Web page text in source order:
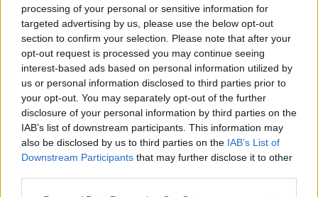
processing of your personal or sensitive information for
targeted advertising by us, please use the below opt-out
section to confirm your selection. Please note that after your
opt-out request is processed you may continue seeing
interest-based ads based on personal information utilized by
us or personal information disclosed to third parties prior to
your opt-out. You may separately opt-out of the further
disclosure of your personal information by third parties on the
IAB’s list of downstream participants. This information may
also be disclosed by us to third parties on the IAB’s List of
Downstream Participants that may further disclose it to other
összeköthetővé válik a német-magyar focilegenda és a
magyar, valamint német szerzők rendkívüli érdeklődése a
labdarúgás iránt, mégpedig egy május 20-ai berlini
barátságos mérkőzés formájában, éppen a lázas
világbajnoki várakozás hevében. Az olyan foci-szlogenek
mint az ?ajtó-ablak-helyzet? már réges-régen irodalmi
toposzok lettek, ami azonban önmagában nem magyarázza
meg a labdarúgás és az irodalom erős szimbiózisát.